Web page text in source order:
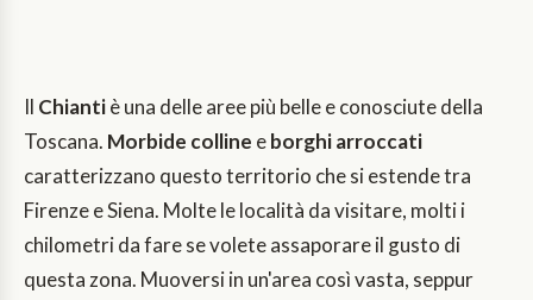
Il Chiantiè una delle aree più belle e conosciute della
Toscana. Morbide colline eborghi arroccati
caratterizzano questo territorio che si estende tra
Firenze e Siena. Molte le località da visitare, molti i
chilometri da fare se volete assaporare il gusto di
questa zona. Muoversi in un'area così vasta, seppur